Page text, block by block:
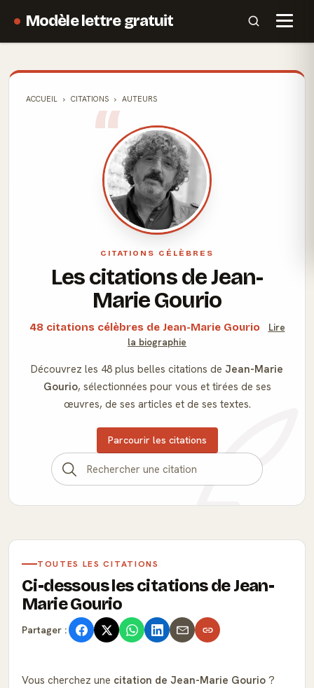
Modèle lettre gratuit
ACCUEIL CITATIONS AUTEURS
CITATIONS CÉLÈBRES
Les citations de Jean-
Marie Gourio
48 citations célèbres de Jean-Marie Gourio
Lire
la biographie
Découvrez les 48 plus belles citations de Jean-Marie
Gourio, sélectionnées pour vous et tirées de ses
œuvres, de ses articles et de ses textes.
Parcourir les citations
TOUTES LES CITATIONS
Ci-dessous les citations de Jean-
Marie Gourio
Partager :
Vous cherchez une citation de Jean-Marie Gourio ?